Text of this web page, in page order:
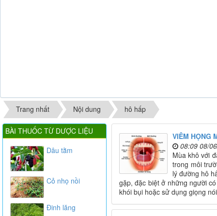
Trang nhất Nội dung hô hấp
VIÊM HỌNG
08:09 08/
Mùa khô với
trong môi
lý đường hô
gặp, đặc biệt ở những người
khói bụi hoặc sử dụng giọng
BÀI THUỐC TỪ DƯỢC LIỆU
Dâu tằm
Cỏ nhọ nồi
Đinh lăng